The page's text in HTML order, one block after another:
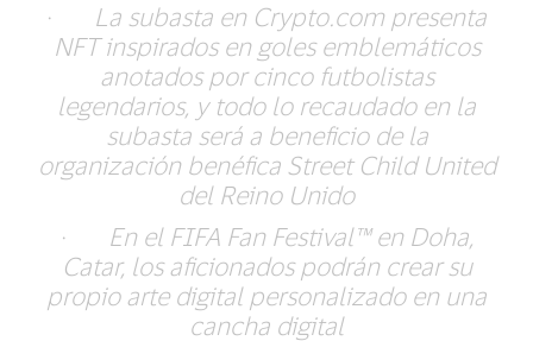
· La subasta en Crypto.com presenta
NFT inspirados en goles emblemáticos
anotados por cinco futbolistas
legendarios, y todo lo recaudado en la
subasta será a beneficio de la
organización benéfica Street Child United
del Reino Unido
· En el FIFA Fan Festival™ en Doha,
Catar, los aficionados podrán crear su
propio arte digital personalizado en una
cancha digital